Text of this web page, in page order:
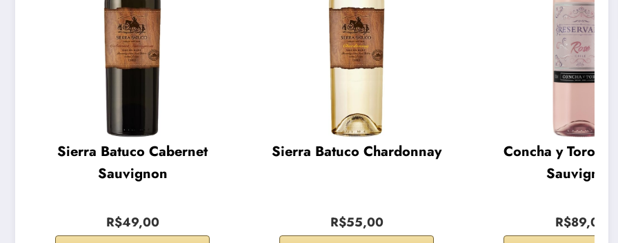
Sierra Batuco Cabernet
Sauvignon
R$49,00
Sierra Batuco Chardonnay
R$55,00
Concha y Toro
Sauvignon
R$89,00